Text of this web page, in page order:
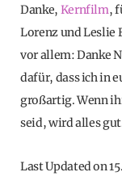
Danke, Kernfilm,
Lorenz und Leslie
vor allem: Danke
dafür, dass ich in
großartig. Wenn
seid, wird alles
Last Updated on